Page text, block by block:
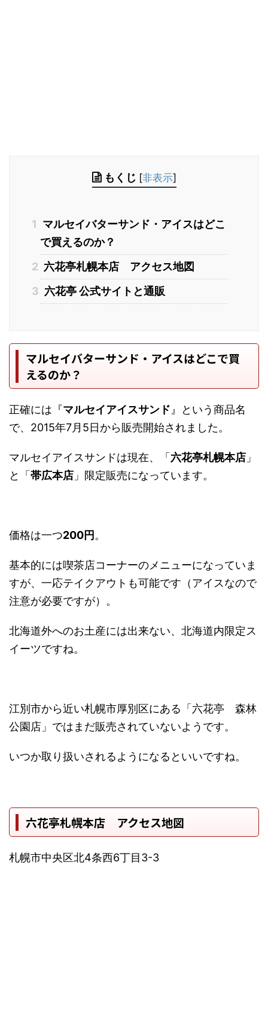
もくじ [非表示]
1 マルセイバターサンド・アイスはどこ
で買えるのか？
2 六花亭札幌本店 アクセス地図
3 六花亭 公式サイトと通販
マルセイバターサンド・アイスはどこで買
えるのか？
正確には『マルセイアイスサンド』という商品名
で、2015年7月5日から販売開始されました。
マルセイアイスサンドは現在、「 六花亭札幌本店 」
と「 帯広本店 」限定販売になっています。
価格は一つ200円。
基本的には喫茶店コーナーのメニューになっていま
すが、一応テイクアウトも可能です（アイスなので
注意が必要ですが）。
北海道外へのお土産には出来ない、北海道内限定ス
イーツですね。
江別市から近い札幌市厚別区にある「六花亭 森林
公園店」ではまだ販売されていないようです。
いつか取り扱いされるようになるといいですね。
六花亭札幌本店 アクセス地図
札幌市中央区北4条西6丁目3-3